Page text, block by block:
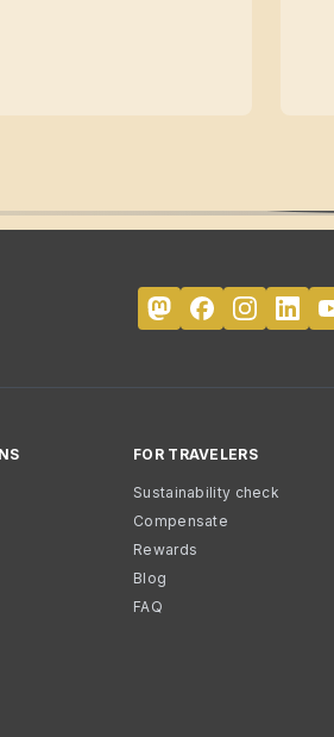
FOR TRAVELERS
Sustainability check
Compensate
Rewards
Blog
FAQ